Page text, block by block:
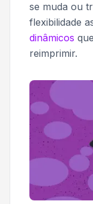
se muda ou
flexibilidade
dinâmicos
reimprimir.